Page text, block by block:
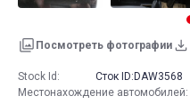
Посмотреть фотографии
Stock Id: Сток ID: DAW3568
Местонахождение автомобилей: